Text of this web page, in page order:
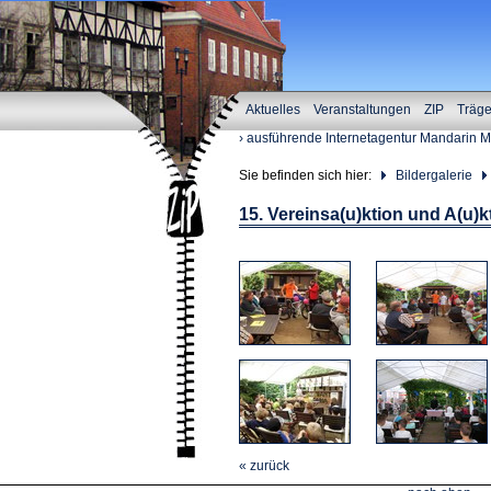
Aktuelles Veranstaltungen ZIP
› ausführende Internetagentur Mandarin
Sie befinden sich hier: Bildergalerie
15. Vereinsa(u)ktion und
« zurück